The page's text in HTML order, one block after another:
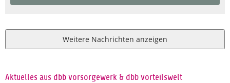
Weitere Nachrichten anzeigen
Aktuelles aus dbb vorsorgewerk & dbb vorteilswelt